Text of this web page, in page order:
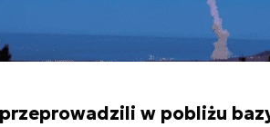
w pobliżu